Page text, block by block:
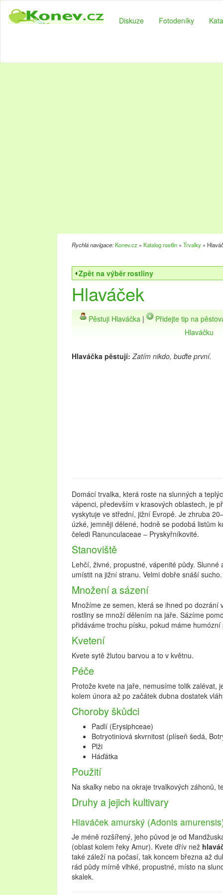
Diskuze Fotodeníky
Rychlá navigace:Konev.cz » Katalog rostlin » Trvalky »
Zpět na výběr rostliny
Hlaváček
Pěstuji Hlaváčka |
Přidejte tip na
Hlaváčku
Hlaváčka pěstují: Zatím nikdo, buďte první.
Domácí trvalka, která roste na slunných a
vápenci, především v krasových oblastech, je
vyskytuje ve střední, jižní Evropě. Je zhruba
úzké, jemněji dělené, hodně se podobá listům
čeledi Ranunculaceae – Pryskyřníkovité.
Stanoviště
Lehčí, živné, propustné, vápenité půdy.
umístit na jižní stranu. Velmi dobře snáší sucho.
Množení a sázení
Množíme ze semen, která se ihned po dozrání
rostliny se množí dělením na jaře. Sázíme
přidáváme trochu písku, pokud máme humózní
Kvetení
Kvete sytě žlutou barvou a to v květnu.
Péče
Protože kvete na jaře, nemusíme tolik zalévat,
kolem února až po začátek dubna dostatek
Choroby škůdci
Padlí (Erysiphceae)
Botryotiniová skvrnitost (plíseň šedá,
Plži
Háďátka
Použití
Na skalky nebo na okraje trvalkových záhonů,
Druhy a jejich kultivary
Hlaváček amurský (Adonis
Je méně rozšířený, jeho původ je od
(oblast kolem řeky Amur). Kvete dřív než
také záleží na počasí, tak koncem března až
rád půdy mírně vlhké, propustné, místo na
skalek.